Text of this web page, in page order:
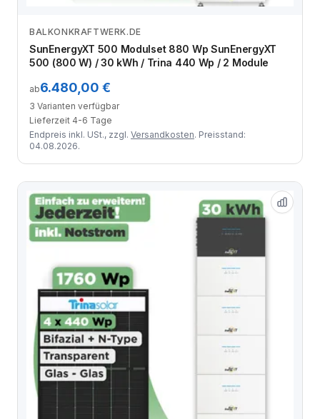
Zum Angebot
BALKONKRAFTWERK.DE
SunEnergyXT 500 Modulset 880 Wp SunEnergyXT
500 (800 W) / 30 kWh / Trina 440 Wp / 2 Module
ab6.480,00 €
3 Varianten verfügbar
Lieferzeit 4-6 Tage
Endpreis inkl. USt., zzgl. Versandkosten. Preisstand:
04.08.2026.